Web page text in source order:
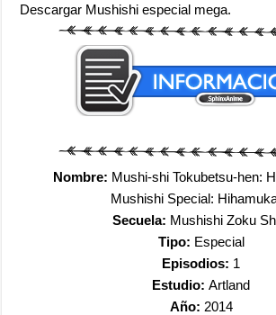
Descargar Mushishi especial mega.
Nombre: Mushi-shi Tokubetsu-hen:
Mushishi Special:
Secuela: Mushishi Zoku
Tipo: Especial
Episodios: 1
Estudio:Artland
Año: 2014